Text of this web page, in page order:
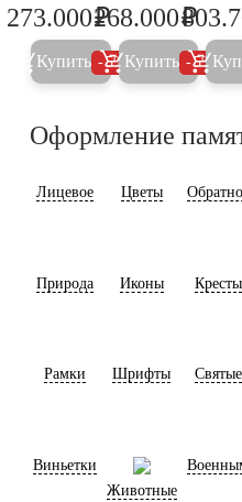
287.400
273.000₽
Купить 5%
268.000₽
Купить 5%
Оформление
Лицевое Цветы
Природа Иконы Кресты
Рамки Шрифты Святые
Виньетки
Животные